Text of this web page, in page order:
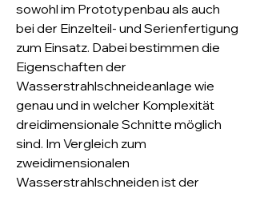
sowohl im Prototypenbau als auch
bei der Einzelteil- und Serienfertigung
zum Einsatz. Dabei bestimmen die
Eigenschaften der
Wasserstrahlschneideanlage wie
genau und in welcher Komplexität
dreidimensionale Schnitte möglich
sind. Im Vergleich zum
zweidimensionalen
Wasserstrahlschneiden ist der